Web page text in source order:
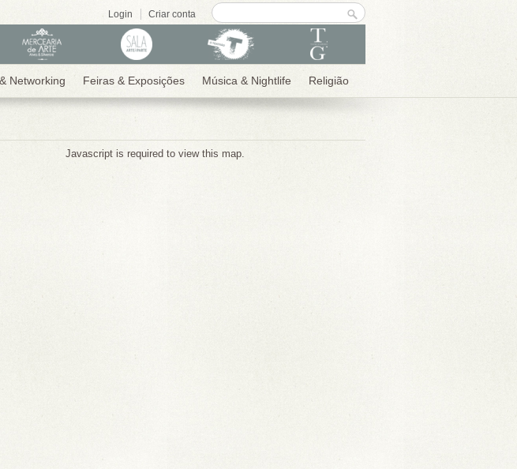
Formulário de
procura
Procurar
Login Criar conta
Networking Feiras & Exposições Música & Nightlife Religião
Javascript is required to view this map.